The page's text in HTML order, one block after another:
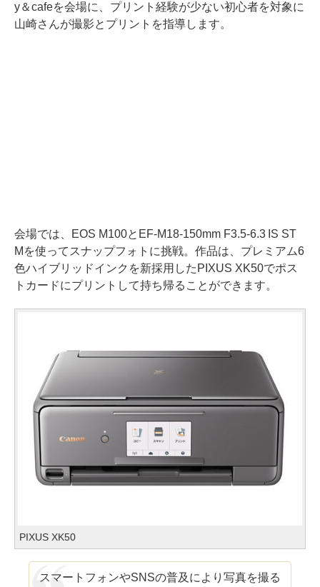
y＆cafeを会場に、プリント経験が少ない初心者を対象に
山崎さんが撮影とプリントを指導します。
会場では、EOS M100とEF-M18-150mm F3.5-6.3 IS ST
Mを使ってスナップフォトに挑戦。作品は、プレミアム6
色ハイブリッドインクを新採用したPIXUS XK50でポス
トカードにプリントして持ち帰ることができます。
PIXUS XK50
スマートフォンやSNSの普及により写真を撮る